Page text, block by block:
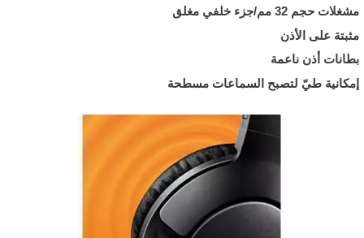
مشغلات حجم 32 مم/جزء خلفي مغلق
مثبتة على الأذن
بطانات أذن ناعمة
إمكانية طيّ لتصبح السماعات مسطحة